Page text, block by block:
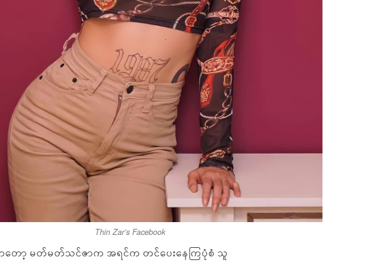
Thin Zar’s Facebook
တော့ မတ်မတ်သင်ဇာက အရင်က တင်ပေးနေကြပုံစံ သူ